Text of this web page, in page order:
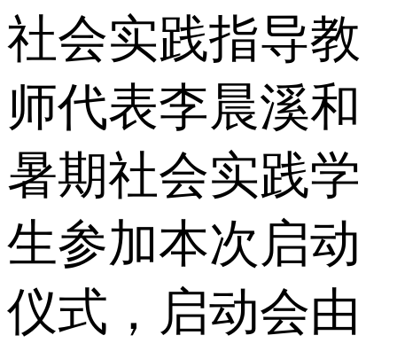
社会实践指导教
师代表李晨溪和
暑期社会实践学
生参加本次启动
仪式，启动会由